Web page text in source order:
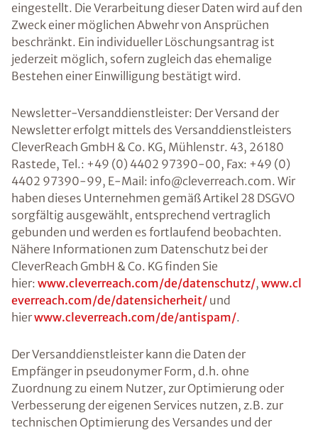
eingestellt. Die Verarbeitung dieser Daten wird auf den
Zweck einer möglichen Abwehr von Ansprüchen
beschränkt. Ein individueller Löschungsantrag ist
jederzeit möglich, sofern zugleich das ehemalige
Bestehen einer Einwilligung bestätigt wird.
Newsletter-Versanddienstleister: Der Versand der
Newsletter erfolgt mittels des Versanddienstleisters
CleverReach GmbH & Co. KG, Mühlenstr. 43, 26180
Rastede, Tel.: +49 (0) 4402 97390-00, Fax: +49 (0)
4402 97390-99, E-Mail: info@cleverreach.com. Wir
haben dieses Unternehmen gemäß Artikel 28 DSGVO
sorgfältig ausgewählt, entsprechend vertraglich
gebunden und werden es fortlaufend beobachten.
Nähere Informationen zum Datenschutz bei der
CleverReach GmbH & Co. KG finden Sie
hier: www.cleverreach.com/de/datenschutz/, www.cl
everreach.com/de/datensicherheit/ und
hierwww.cleverreach.com/de/antispam/.
Der Versanddienstleister kann die Daten der
Empfänger in pseudonymer Form, d.h. ohne
Zuordnung zu einem Nutzer, zur Optimierung oder
Verbesserung der eigenen Services nutzen, z.B. zur
technischen Optimierung des Versandes und der